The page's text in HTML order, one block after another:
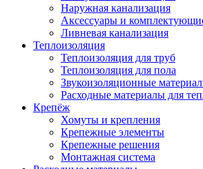
Наружная канализация
Аксессуары и
Ливневая канализация
Теплоизоляция
Теплоизоляция для труб
Теплоизоляция для пола
Звукоизоляционные
Расходные материалы для
Крепёж
Хомуты и крепления
Крепежные элементы
Крепежные решения
Монтажная система